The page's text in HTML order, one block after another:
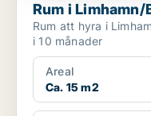
Rum i Limhamn/
Rum att hyra i Limhamn/Bunkeflo
i 10 månader
Areal
Ca. 15 m2